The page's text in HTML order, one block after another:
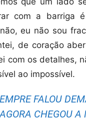
com a barriga
eu não sou
de coração
com os detalhes,
ao impossível.
FALOU
CHEGOU A